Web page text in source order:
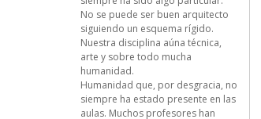
No se puede ser buen arquitecto
siguiendo un esquema rígido.
Nuestra disciplina aúna técnica,
arte y sobre todo mucha
humanidad.
Humanidad que, por desgracia, no
siempre ha estado presente en las
aulas. Muchos profesores han